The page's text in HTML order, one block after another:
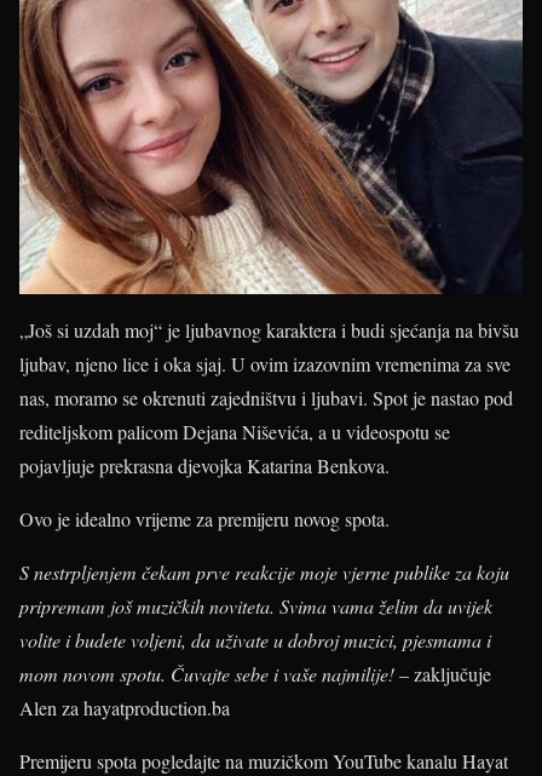
„Još si uzdah moj“ je ljubavnog karaktera i budi sjećanja na bivšu
ljubav, njeno lice i oka sjaj. U ovim izazovnim vremenima za sve
nas, moramo se okrenuti zajedništvu i ljubavi. Spot je nastao pod
rediteljskom palicom Dejana Niševića, a u videospotu se
pojavljuje prekrasna djevojka Katarina Benkova.
Ovo je idealno vrijeme za premijeru novog spota.
S nestrpljenjem čekam prve reakcije moje vjerne publike za koju
pripremam još muzičkih noviteta. Svima vama želim da uvijek
volite i budete voljeni, da uživate u dobroj muzici, pjesmama i
mom novom spotu. Čuvajte sebe i vaše najmilije!– zaključuje
Alen za hayatproduction.ba
Premijeru spota pogledajte na muzičkom YouTube kanalu Hayat